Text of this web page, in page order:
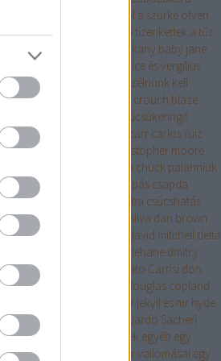
és más démonokról a szürke ötven
a tanya a tizenkettek a tűz
a vacsora a velencei sárkány baby jane
barbár állatok
beatrice és vergilius
lászló
beszélnünk kell
biff evangéliuma blake crouch blaze
búcsúkeringő
budapest noir caleb carr carlos ruiz
cartaphilus
christopher moore
chuck hogan chuck palahniuk
Címkék csak egy harapás csapda
csillagainkban a hiba csúcshatás
daniel keyes daniel silva dan brown
david mitchell delta
dennis lehane dmitry
donald james Donato Carrisi don
doppler
douglas copland
dr jekyll és mr hyde
esete
Eduardo Sacheri
Albee
egerek és emberek egyéb egy
egy pohárral egy polgár vallomásai egy